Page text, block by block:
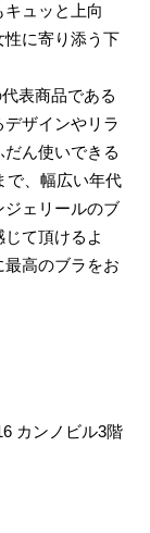
ュッと上向
性に寄り添う下
表商品である
デザインやリラ
ん使いできる
で、幅広い年代
ェリールのブ
て頂けるよ
高のブラをお
カンノビル3階